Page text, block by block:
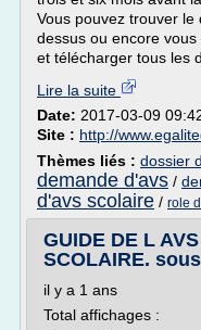
Vous pouvez trouver
dessus ou encore
et télécharger tous les
Lire la suite
Date: 2017-03-09
Site : http://
Thèmes liés : dossier
demande d'avs /
d'avs scolaire / role
GUIDE DE L
SCOLAIRE.
il y a 1 ans
Total affichages :